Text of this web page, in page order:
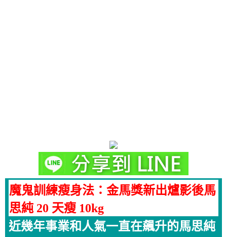
魔鬼訓練瘦身法：金馬獎新出爐影後馬
思純 20 天瘦 10kg
近幾年事業和人氣一直在飆升的馬思純